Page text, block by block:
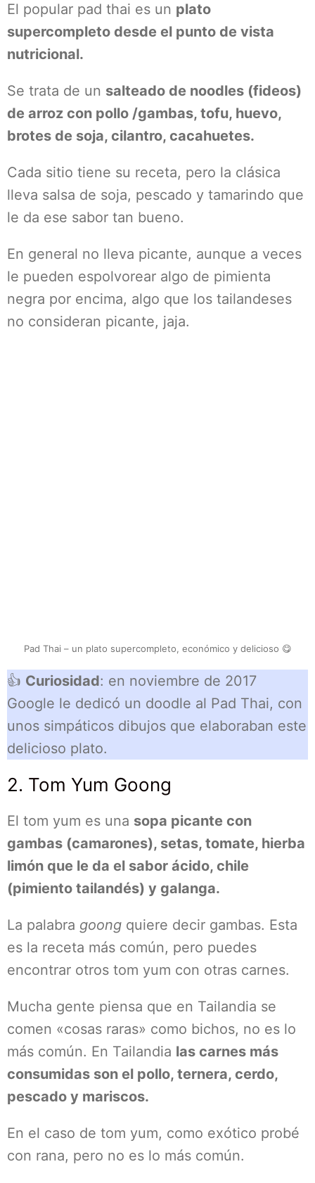
El popular pad thai es un plato
supercompleto desde el punto de vista
nutricional.
Se trata de un salteado de noodles (fideos)
de arroz con pollo /gambas, tofu, huevo,
brotes de soja, cilantro, cacahuetes.
Cada sitio tiene su receta, pero la clásica
lleva salsa de soja, pescado y tamarindo que
le da ese sabor tan bueno.
En general no lleva picante, aunque a veces
le pueden espolvorear algo de pimienta
negra por encima, algo que los tailandeses
no consideran picante, jaja.
Pad Thai – un plato supercompleto, económico y delicioso 😋
👍 Curiosidad: en noviembre de 2017
Google le dedicó un doodle al Pad Thai, con
unos simpáticos dibujos que elaboraban este
delicioso plato.
2. Tom Yum Goong
El tom yum es una sopa picante con
gambas (camarones), setas, tomate, hierba
limón que le da el sabor ácido, chile
(pimiento tailandés) y galanga.
La palabra goong quiere decir gambas. Esta
es la receta más común, pero puedes
encontrar otros tom yum con otras carnes.
Mucha gente piensa que en Tailandia se
comen «cosas raras» como bichos, no es lo
más común. En Tailandia las carnes más
consumidas son el pollo, ternera, cerdo,
pescado y mariscos.
En el caso de tom yum, como exótico probé
con rana, pero no es lo más común.